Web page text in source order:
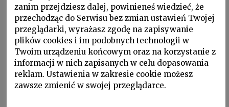
Ted Hughes
zanim przejdziesz dalej, powinieneś wiedzieć, że
przechodząc do Serwisu bez zmian ustawień Twojej
przeglądarki, wyrażasz zgodę na zapisywanie
plików cookies i im podobnych technologii w
Twoim urządzeniu końcowym oraz na korzystanie z
informacji w nich zapisanych w celu dopasowania
reklam. Ustawienia w zakresie cookie możesz
zawsze zmienić w swojej przeglądarce.